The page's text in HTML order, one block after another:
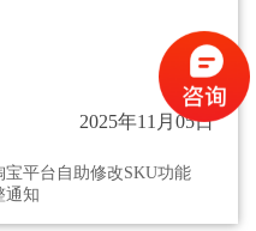
--点三
2025年11月05日
宝平台自助修改SKU功能
通知